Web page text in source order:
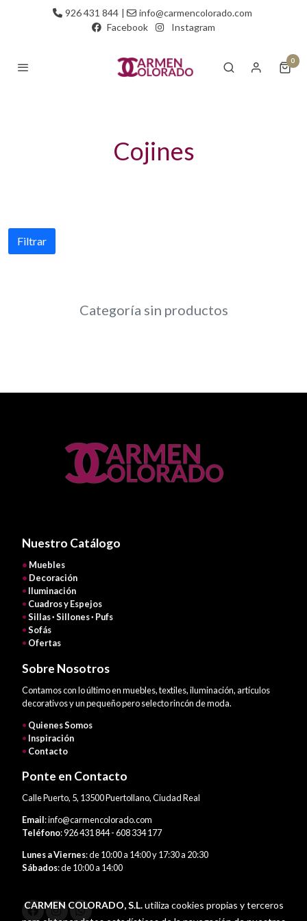
926 431 844 |
info@carmencolorado.com
Facebook
Instagram
0
Cojines
Filtrar
Categoría sin productos
Nuestro Catálogo
• Muebles
• Decoración
• Iluminación
• Cuadros y Espejos
•Sillas · Sillones · Pufs
•Sofás
• Ofertas
Sobre Nosotros
Contamos con lo último en muebles, textiles, iluminación, artículos
decorativos y un pequeño pero selecto rincón de moda.
• Quienes Somos
• Inspiración
• Contacto
Ponte en Contacto
Calle Puerto, 5, 13500 Puertollano, Ciudad Real
Email: info@carmencolorado.com
Teléfono: 926 431 844 - 608 334 177
Lunes a Viernes: de 10:00 a 14:00 y 17:30 a 20:30
Sábados: de 10:00 a 14:00
CARMEN COLORADO, S.L.utiliza cookies propias y terceros